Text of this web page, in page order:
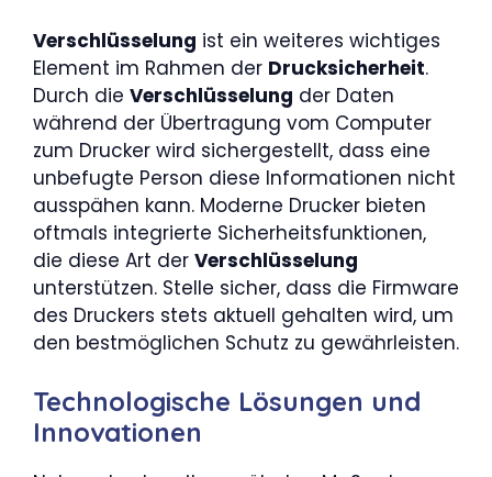
Verschlüsselung ist ein weiteres wichtiges
Element im Rahmen der Drucksicherheit.
Durch die Verschlüsselung der Daten
während der Übertragung vom Computer
zum Drucker wird sichergestellt, dass eine
unbefugte Person diese Informationen nicht
ausspähen kann. Moderne Drucker bieten
oftmals integrierte Sicherheitsfunktionen,
die diese Art der Verschlüsselung
unterstützen. Stelle sicher, dass die Firmware
des Druckers stets aktuell gehalten wird, um
den bestmöglichen Schutz zu gewährleisten.
Technologische Lösungen und
Innovationen